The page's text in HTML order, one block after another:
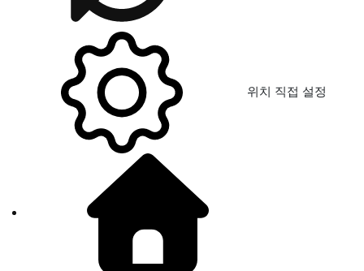
위치 직접 설정